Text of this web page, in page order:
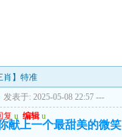
肖】特准
发表于: 2025-05-08 22:57 ---
复 u 编辑 u
献上一个最甜美的微笑